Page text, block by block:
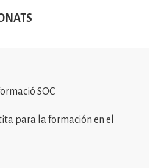
SOC
para la formación en el